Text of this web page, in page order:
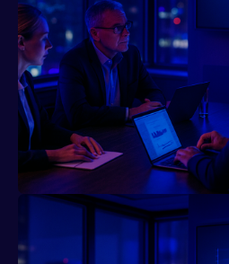
Помогаю владельцам
менеджерам
процессы с помощью ИИ:
выявляю точки
внедрения решений,
реальную экономию уже в